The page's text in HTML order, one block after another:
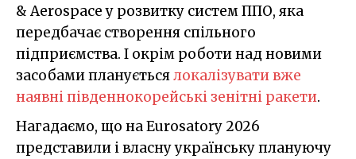
& Aerospace у розвитку систем ППО, яка
передбачає створення спільного
підприємства. І окрім роботи над новими
засобами плануєтьсялокалізувати вже
наявні південнокорейські зенітні ракети.
Нагадаємо, що на Eurosatory 2026
представили і власну українську плануючу